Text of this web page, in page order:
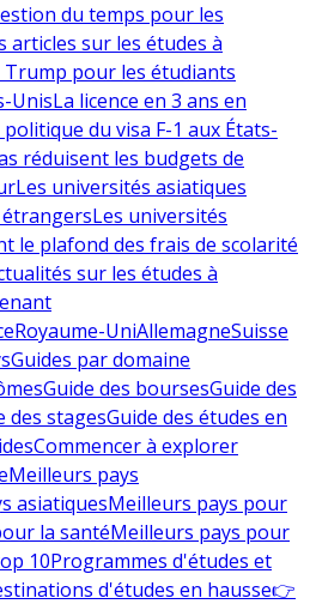
du temps pour les
articles sur les études à
Trump pour les étudiants
UnisLa licence en 3 ans en
du visa F-1 aux États-
réduisent les budgets de
Les universités asiatiques
Les universités
le plafond des frais de scolarité
sur les études à
Royaume-UniAllemagneSuisse
Guides par domaine
Guide des boursesGuide des
des stagesGuide des études en
Commencer à explorer
Meilleurs pays
asiatiquesMeilleurs pays pour
la santéMeilleurs pays pour
10Programmes d'études et
d'études en hausse👉